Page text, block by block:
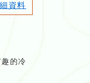
資料
的冷